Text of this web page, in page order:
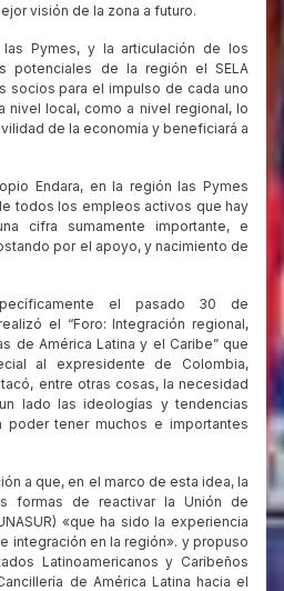
visión de la zona a futuro.
Pymes, y la articulación de los
potenciales de la región el SELA
socios para el impulso de cada uno
nivel local, como a nivel regional, lo
de la economía y beneficiará a
Endara, en la región las Pymes
todos los empleos activos que hay
cifra sumamente importante, e
por el apoyo, y nacimiento de
el pasado 30 de
el “Foro: Integración regional,
de América Latina y el Caribe” que
al expresidente de Colombia,
entre otras cosas, la necesidad
lado las ideologías y tendencias
poder tener muchos e importantes
a que, en el marco de esta idea, la
formas de reactivar la Unión de
«que ha sido la experiencia
integración en la región». y propuso
Latinoamericanos y Caribeños
de América Latina hacia el